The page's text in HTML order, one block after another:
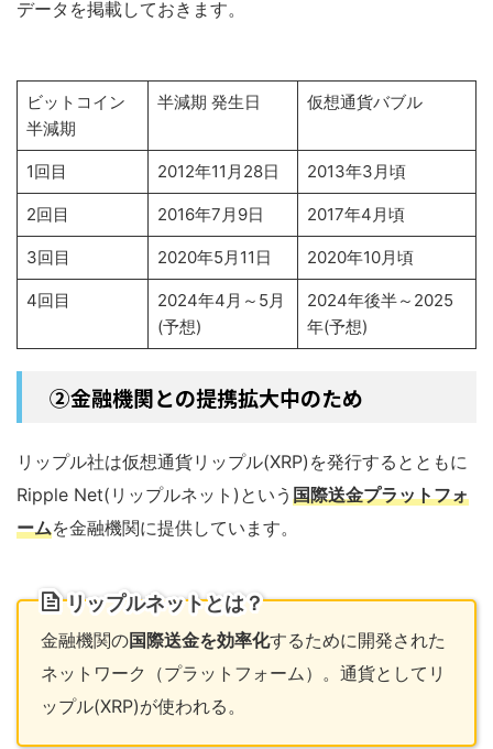
データを掲載しておきます。
ビットコイン
半減期
半減期 発生日 仮想通貨バブル
1回目 2012年11月28日 2013年3月頃
2回目 2016年7月9日 2017年4月頃
3回目 2020年5月11日 2020年10月頃
4回目
2024年4月～5月
(予想)
2024年後半～2025
年(予想)
②金融機関との提携拡大中のため
リップル社は仮想通貨リップル(XRP)を発行するとともに
Ripple Net(リップルネット)という 国際送金プラットフォ
ームを金融機関に提供しています。
リップルネットとは？
金融機関の国際送金を効率化するために開発された
ネットワーク（プラットフォーム）。通貨としてリ
ップル(XRP)が使われる。